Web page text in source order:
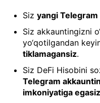
Siz yangi
Siz akkauntingizni
yo‘qotilgandan
tiklamagansiz.
Siz DeFi Hisobini
Telegram
imkoniyatiga egasiz